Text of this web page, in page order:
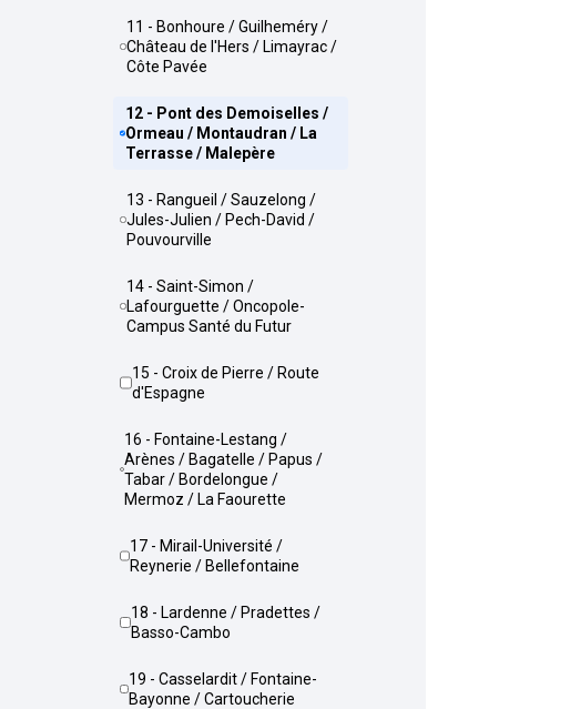
11 - Bonhoure / Guilheméry /
Château de l'Hers / Limayrac /
Côte Pavée
12 - Pont des Demoiselles /
Ormeau / Montaudran / La
Terrasse / Malepère
13 - Rangueil / Sauzelong /
Jules-Julien / Pech-David /
Pouvourville
14 - Saint-Simon /
Lafourguette / Oncopole-
Campus Santé du Futur
15 - Croix de Pierre / Route
d'Espagne
16 - Fontaine-Lestang /
Arènes / Bagatelle / Papus /
Tabar / Bordelongue /
Mermoz / La Faourette
17 - Mirail-Université /
Reynerie / Bellefontaine
18 - Lardenne / Pradettes /
Basso-Cambo
19 - Casselardit / Fontaine-
Bayonne / Cartoucherie